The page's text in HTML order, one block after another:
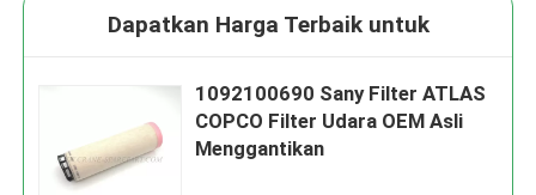
Dapatkan Harga Terbaik untuk
1092100690 Sany Filter ATLAS
COPCO Filter Udara OEM Asli
Menggantikan